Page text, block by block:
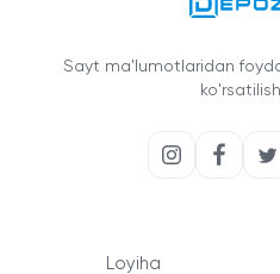
Sayt ma'lumotlaridan
Loyiha